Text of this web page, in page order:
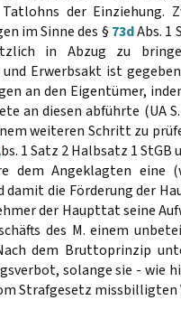
der Einziehung.
im Sinne des § 73dAbs. 1
in Abzug zu
Erwerbsakt ist
an den Eigentümer,
an diesen abführte (UA
weiteren Schritt zu
1 Satz 2 Halbsatz 1
dem Angeklagten eine
damit die Förderung der
der Haupttat seine
des M. einem
dem Bruttoprinzip
solange sie - wie
Strafgesetz missbilligten